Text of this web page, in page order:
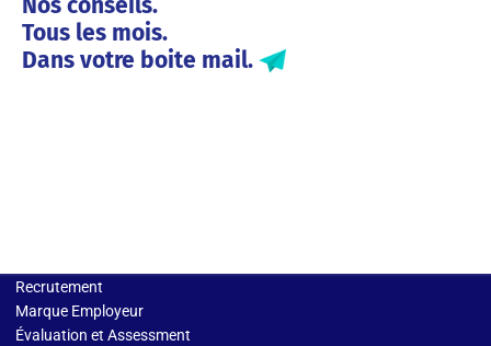
Tous les mois.
Dans votre boite mail.
Recrutement
Marque Employeur
Évaluation et Assessment